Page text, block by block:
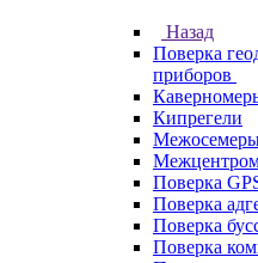
Назад
Поверка
приборов
Кипрегели
Поверка
Поверка
Поверка
Поверка